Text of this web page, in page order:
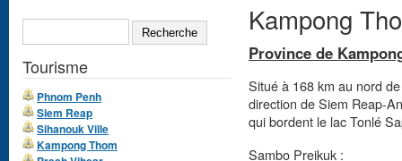
Kampong
Province de
Situé à 168 km au nord
direction de Siem Reap-
qui bordent le lac Tonlé
Sambo Preikuk :
Formulaire de
recherche
Tourisme
Phnom Penh
Siem Reap
Sihanouk Ville
Kampong Thom